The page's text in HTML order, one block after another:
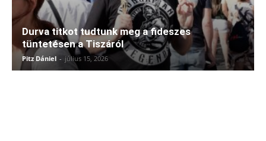
Durva titkot tudtunk meg a fideszes
tüntetésen a Tiszáról
Pitz Dániel - július 15, 2026